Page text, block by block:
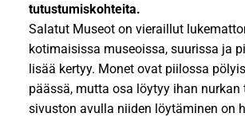
tutustumiskohteita.
Salatut Museot on vieraillut
kotimaisissa museoissa, suurissa ja
lisää kertyy. Monet ovat piilossa
päässä, mutta osa löytyy ihan nurkan
sivuston avulla niiden löytäminen on